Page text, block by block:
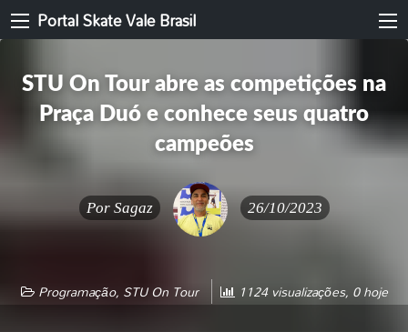
Portal Skate Vale Brasil
STU On Tour abre as competições na
Praça Duó e conhece seus quatro
campeões
Por Sagaz 26/10/2023
Programação, STU On Tour 1124 visualizações, 0 hoje